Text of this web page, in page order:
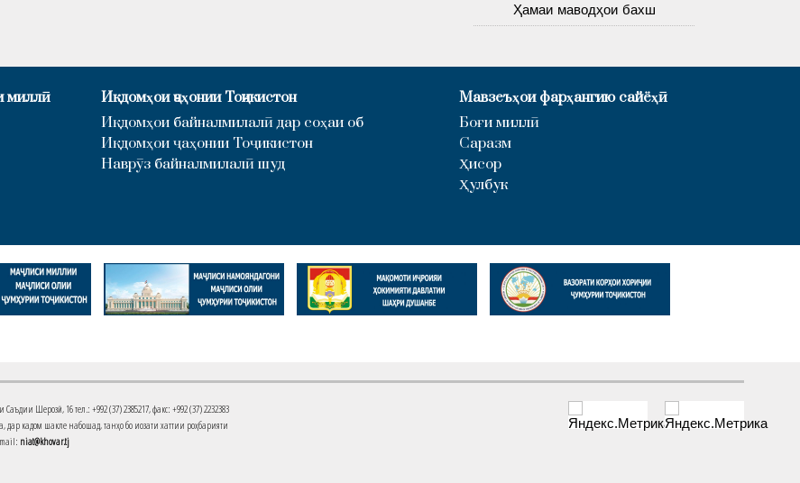
Ҳамаи маводҳои бахш
миллӣ
Иқдомҳои ҷаҳонии Тоҷикистон
Иқдомҳои байналмилалӣ дар соҳаи об
Иқдомҳои ҷаҳонии Тоҷикистон
Наврӯз байналмилалӣ шуд
Мавзеъҳои фарҳангию сайёҳӣ
Боғи миллӣ
Саразм
Ҳисор
Ҳулбук
Шерозӣ, 16 тел.: +992 (37) 2385217, факс: +992 (37) 2232383
кадом шакле набошад, танҳо бо иҷозати хаттии роҳбарияти
niat@khovar.tj